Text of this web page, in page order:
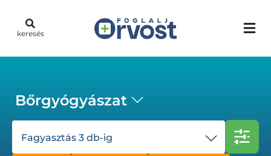
keresés
Bőrgyógyászat
Fagyasztás 3 db-ig